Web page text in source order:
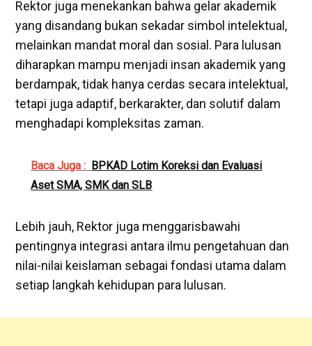
Rektor juga menekankan bahwa gelar akademik
yang disandang bukan sekadar simbol intelektual,
melainkan mandat moral dan sosial. Para lulusan
diharapkan mampu menjadi insan akademik yang
berdampak, tidak hanya cerdas secara intelektual,
tetapi juga adaptif, berkarakter, dan solutif dalam
menghadapi kompleksitas zaman.
Baca Juga : BPKAD Lotim Koreksi dan Evaluasi
Aset SMA, SMK dan SLB
Lebih jauh, Rektor juga menggarisbawahi
pentingnya integrasi antara ilmu pengetahuan dan
nilai-nilai keislaman sebagai fondasi utama dalam
setiap langkah kehidupan para lulusan.